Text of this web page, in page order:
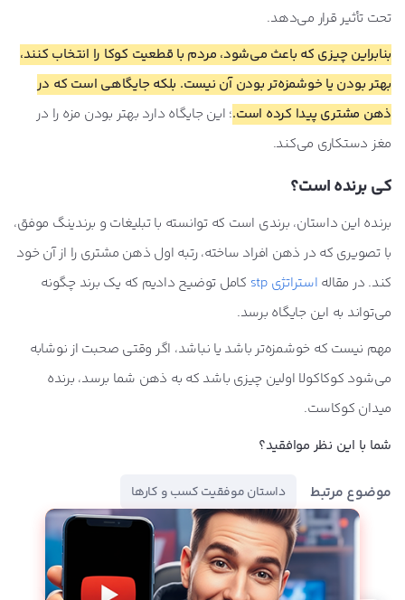
تحت تأثیر قرار می‌دهد.
بنابراین چیزی که باعث می‌شود، مردم با قطعیت کوکا را انتخاب کنند،
بهتر بودن یا خوشمزه‌تر بودن آن نیست. بلکه جایگاهی است که در
ذهن مشتری پیدا کرده است.؛ این جایگاه دارد بهتر بودن مزه را در
مغز دستکاری می‌کند.
کی برنده است؟
برنده این داستان، برندی است که توانسته با تبلیغات و برندینگ موفق،
با تصویری که در ذهن افراد ساخته، رتبه اول ذهن مشتری را از آن خود
کند. در مقاله استراتژی stp
کامل توضیح دادیم که یک برند چگونه
می‌تواند به این جایگاه برسد.
مهم نیست که خوشمزه‌تر باشد یا نباشد، اگر وقتی صحبت از نوشابه
می‌شود کوکاکولا اولین چیزی باشد که به ذهن شما برسد، برنده
میدان کوکاست.
شما با این نظر موافقید؟
موضوع مرتبط داستان‌ موفقیت کسب و کارها